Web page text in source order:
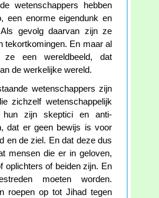
wetenschappers hebben
een enorme eigendunk en
gevolg daarvan zijn ze
tekortkomingen. En maar al
een wereldbeeld, dat
de werkelijke wereld.
wetenschappers zijn
zichzelf wetenschappelijk
hun zijn skeptici en anti-
dat er geen bewijs is voor
en de ziel. En dat deze dus
mensen die er in geloven,
oplichters of beiden zijn. En
moeten worden.
roepen op tot Jihad tegen